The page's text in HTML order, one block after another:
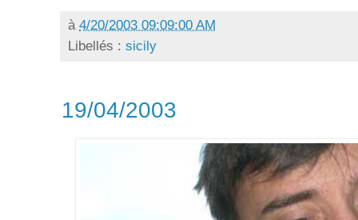
à 4/20/2003 09:09:00 AM
Libellés : sicily
19/04/2003